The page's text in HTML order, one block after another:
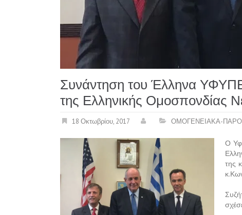
Συνάντηση του Έλληνα
της Ελληνικής Ομοσπονδίας
18 Οκτωβρίου, 2017 ΟΜΟΓΕΝΕΙΑΚΑ-
Ο
της